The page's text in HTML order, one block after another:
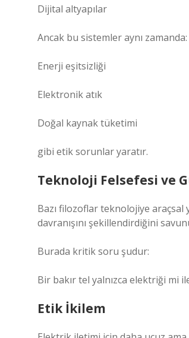
Dijital altyapılar
Ancak bu sistemler aynı zamanda:
Enerji eşitsizliği
Elektronik atık
Doğal kaynak tüketimi
gibi etik sorunlar yaratır.
Teknoloji Felsefesi ve
Bazı filozoflar teknolojiye araçsal
davranışını şekillendirdiğini
Burada kritik soru şudur:
Bir bakır tel yalnızca elektriği mi
Etik İkilem